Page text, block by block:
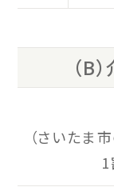
（B
（さいたま